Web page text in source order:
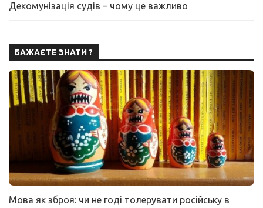
Декомунізація судів – чому це важливо
БАЖАЄТЕ ЗНАТИ ?
Мова як зброя: чи не годі толерувати російську в